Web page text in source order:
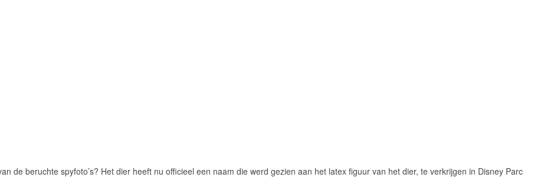
de beruchte spyfoto’s? Het dier heeft nu officieel een naam die werd gezien aan het latex figuur van het dier, te verkrijgen in Disney Parc